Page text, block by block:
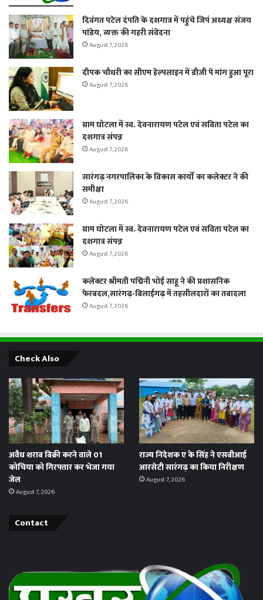
दिवंगत पटेल दंपति के दशगात्र में पहुंचे जिपं अध्यक्ष संजय
पांडेय, व्यक्त की गहरी संवेदना
August 7, 2026
दीपक चौधरी का सीएम हेल्पलाइन में डीजी पे मांग हुआ पूरा
August 7, 2026
ग्राम घोटला में स्व. देवनारायण पटेल एवं सविता पटेल का
दशगात्र संपन्न
August 7, 2026
सारंगढ़ नगरपालिका के विकास कार्यों का कलेक्टर ने की
समीक्षा
August 7, 2026
ग्राम घोटला में स्व. देवनारायण पटेल एवं सविता पटेल का
दशगात्र संपन्न
August 7, 2026
कलेक्टर श्रीमती पद्मिनी भोई साहू ने की प्रशासनिक
फेरबदल,सारंगढ़-बिलाईगढ़ में तहसीलदारों का तबादला
August 7, 2026
Check Also
अवैध शराब बिक्री करने वाले 01
कोचिया को गिरफ्तार कर भेजा गया
जेल
August 7, 2026
राज्य निदेशक ए के सिंह ने एसबीआई
आरसेटी सारंगढ़ का किया निरीक्षण
August 7, 2026
Contact